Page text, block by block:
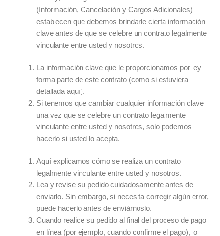
(Información, Cancelación y Cargos Adicionales)
establecen que debemos brindarle cierta información
clave antes de que se celebre un contrato legalmente
vinculante entre usted y nosotros.
La información clave que le proporcionamos por ley
forma parte de este contrato (como si estuviera
detallada aquí).
Si tenemos que cambiar cualquier información clave
una vez que se celebre un contrato legalmente
vinculante entre usted y nosotros, solo podemos
hacerlo si usted lo acepta.
Aquí explicamos cómo se realiza un contrato
legalmente vinculante entre usted y nosotros.
Lea y revise su pedido cuidadosamente antes de
enviarlo. Sin embargo, si necesita corregir algún error,
puede hacerlo antes de enviárnoslo.
Cuando realice su pedido al final del proceso de pago
en línea (por ejemplo, cuando confirme el pago), lo